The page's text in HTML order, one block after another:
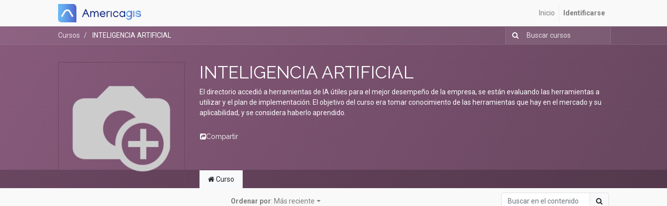
Inicio Identificarse
Cursos INTELIGENCIA ARTIFICIAL
INTELIGENCIA ARTIFICIAL
El directorio accedió a herramientas de IA útiles para el mejor desempeño de la empresa, se están evaluando las herramientas a
utilizar y el plan de implementación. El objetivo del curso era tomar conocimiento de las herramientas que hay en el mercado y su
aplicabilidad, y se considera haberlo aprendido.
Compartir
Curso
Ordenar por: Más reciente